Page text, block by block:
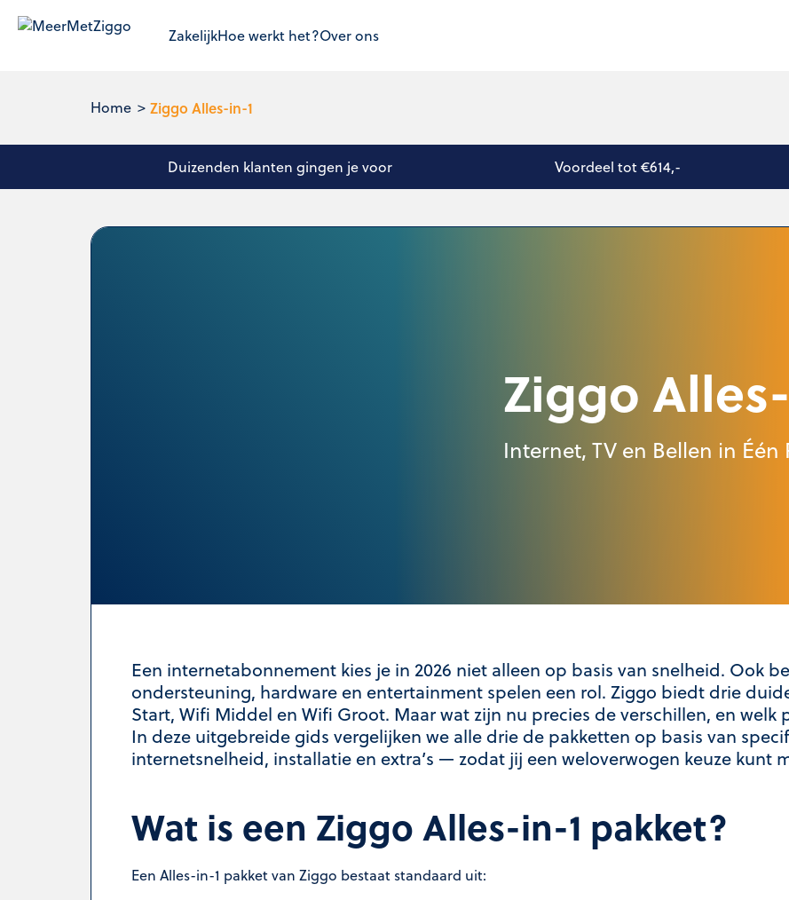
ZakelijkHoe werkt het?Over ons
Home Ziggo Alles-in-1
Duizenden klanten gingen je voor Voordeel tot €614,-
Ziggo
Internet, TV en Bellen in Één
Een internetabonnement kies je in 2026 niet alleen op basis van snelheid. Ook
ondersteuning, hardware en entertainment spelen een rol. Ziggo biedt drie
Start, Wifi Middel en Wifi Groot. Maar wat zijn nu precies de verschillen, en
In deze uitgebreide gids vergelijken we alle drie de pakketten op basis van
internetsnelheid, installatie en extra’s — zodat jij een weloverwogen keuze kunt
Wat is een Ziggo Alles-in-1 pakket?
Een Alles-in-1 pakket van Ziggo bestaat standaard uit: